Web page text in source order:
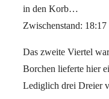
in den Korb…
Zwischenstand: 18:17
Das zweite Viertel
Borchen lieferte hier
Lediglich drei Dreier